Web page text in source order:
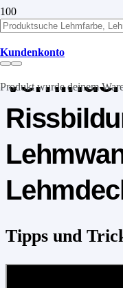
Kundenkonto
Produktwurde deinem
Tipps
Tipps und